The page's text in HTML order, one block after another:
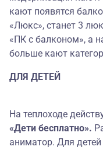
кают появятся
«Люкс», станет 3
«ПК с балконом», а
больше кают
ДЛЯ ДЕТЕЙ
На теплоходе
«Дети бесплатно».
аниматор. Для